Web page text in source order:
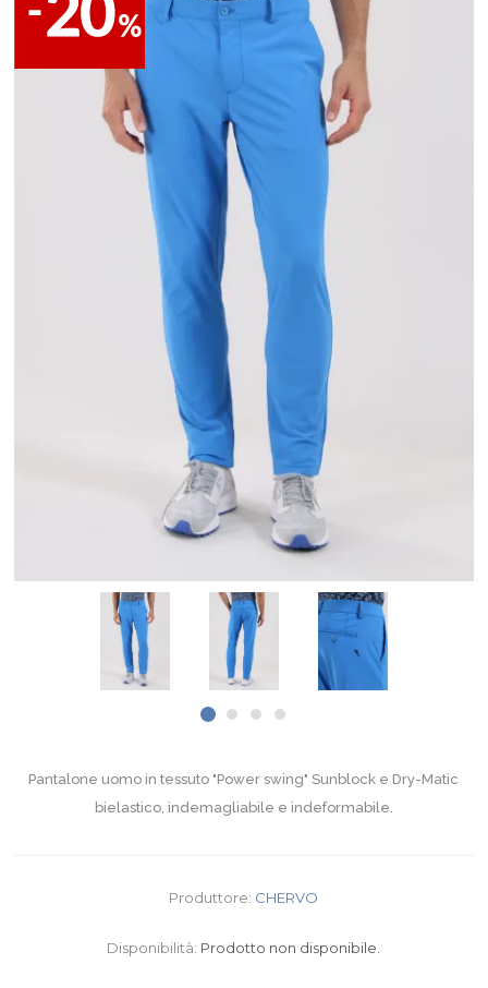
Pantalone uomo in tessuto "Power swing" Sunblock e Dry-Matic
bielastico, indemagliabile e indeformabile.
Produttore: CHERVO
Disponibilità: Prodotto non disponibile.